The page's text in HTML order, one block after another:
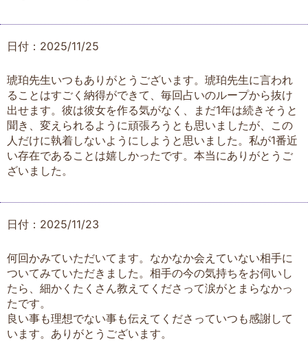
日付：2025/11/25
琥珀先生いつもありがとうございます。琥珀先生に言われ
ることはすごく納得ができて、毎回占いのループから抜け
出せます。彼は彼女を作る気がなく、まだ1年は続きそうと
聞き、変えられるように頑張ろうとも思いましたが、この
人だけに執着しないようにしようと思いました。私が1番近
い存在であることは嬉しかったです。本当にありがとうご
ざいました。
日付：2025/11/23
何回かみていただいてます。なかなか会えていない相手に
ついてみていただきました。相手の今の気持ちをお伺いし
たら、細かくたくさん教えてくださって涙がとまらなかっ
たです。
良い事も理想でない事も伝えてくださっていつも感謝して
います。ありがとうございます。